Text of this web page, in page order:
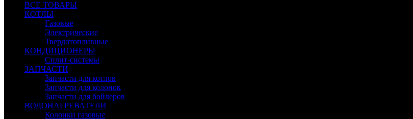
ВСЕ ТОВАРЫ
КОТЛЫ
Газовые
Электрические
Твердотопливные
КОНДИЦИОНЕРЫ
Сплит-системы
ЗАПЧАСТИ
Запчасти для котлов
Запчасти для колонок
Запчасти для бойлеров
ВОДОНАГРЕВАТЕЛИ
Колонки газовые